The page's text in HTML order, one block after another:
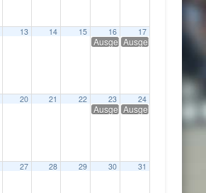
13 14 15 16
Ausgebucht !/ Schräglagen-
17
Ausgebucht !/
20 21 22 23
Ausgebucht !/ Schräglagen-
24
Ausgebucht !/
27 28 29 30 31